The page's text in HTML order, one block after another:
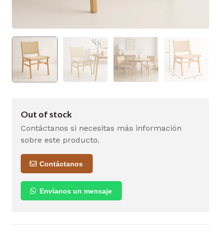
Out of stock
Contáctanos si necesitas más información
sobre este producto.
Contáctanos
Envíanos un mensaje